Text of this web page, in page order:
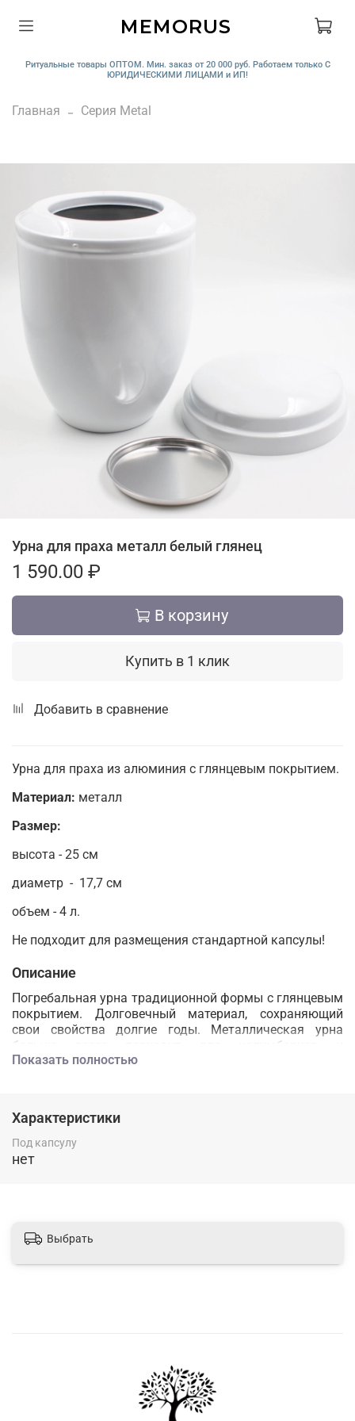
MEMORUS
Ритуальные товары ОПТОМ. Мин. заказ от 20 000 руб. Работаем только С
ЮРИДИЧЕСКИМИ ЛИЦАМИ и ИП!
Главная Серия Metal
Урна для праха металл белый глянец
1 590.00 ₽
В корзину
Купить в 1 клик
Добавить в сравнение
Урна для праха из алюминия с глянцевым покрытием.
Материал: металл
Размер:
высота - 25 см
диаметр - 17,7 см
объем - 4 л.
Не подходит для размещения стандартной капсулы!
Описание
Погребальная урна традиционной формы с глянцевым
покрытием. Долговечный материал, сохраняющий
свои свойства долгие годы. Металлическая урна
больше всего подходит для колумбариев и
колумбарных стен, также может использоваться во
Показать полностью
Характеристики
Под капсулу
нет
Выбрать